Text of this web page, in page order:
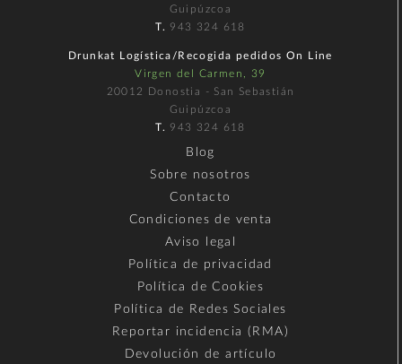
Guipúzcoa
T. 943 324 618
Drunkat Logística/Recogida pedidos On Line
Virgen del Carmen, 39
20012 Donostia - San Sebastián
Guipúzcoa
T. 943 324 618
Blog
Sobre nosotros
Contacto
Condiciones de venta
Aviso legal
Política de privacidad
Política de Cookies
Política de Redes Sociales
Reportar incidencia (RMA)
Devolución de artículo